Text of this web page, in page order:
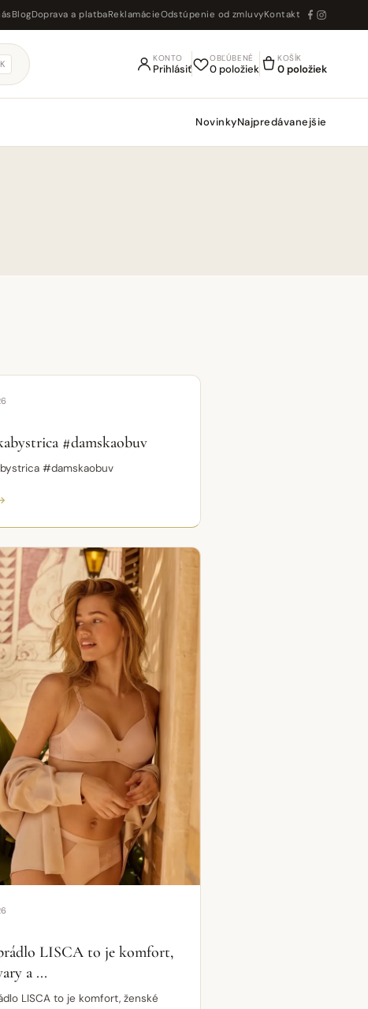
BlogDoprava a platbaReklamácieOdstúpenie od zmluvyKontakt
KONTO
Prihlásiť
OBĽÚBENÉ
0 položiek
KOŠÍK
0 položiek
NovinkyNajpredávanejšie
#damskaobuv
#damskaobuv
LISCA to je komfort,
a ...
LISCA to je komfort, ženské